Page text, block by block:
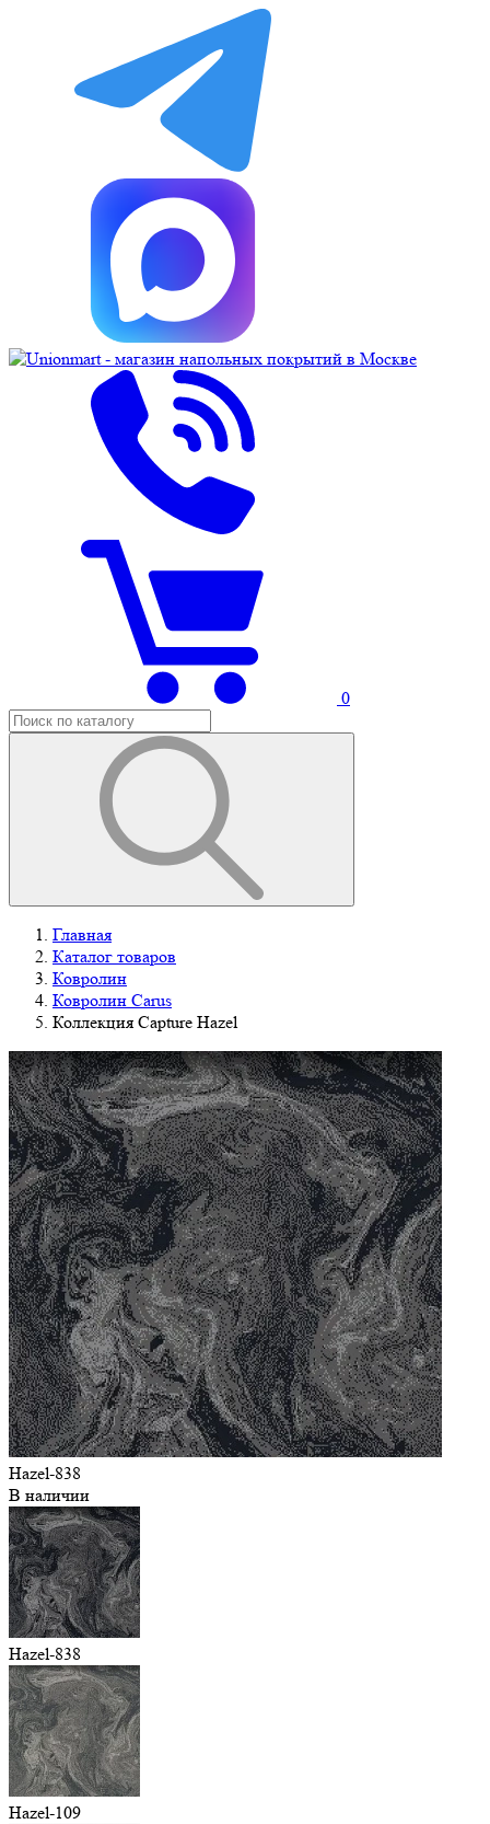
0
Главная
Каталог товаров
Ковролин
Ковролин Carus
Коллекция Capture Hazel
Hazel-838
В наличии
Hazel-838
Hazel-109